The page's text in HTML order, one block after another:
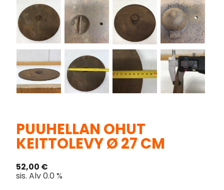
PUUHELLAN OHUT
KEITTOLEVY Ø 27 CM
52,00 €
sis. Alv 0.0 %